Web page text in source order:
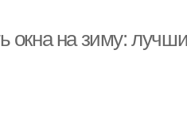
окна на зиму: